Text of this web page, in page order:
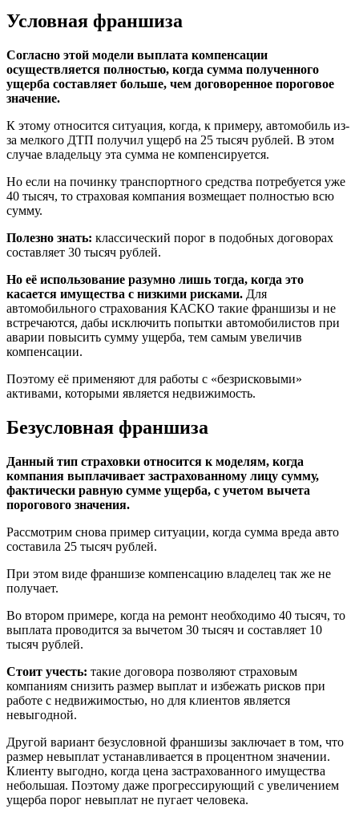
Условная франшиза
Согласно этой модели выплата компенсации
осуществляется полностью, когда сумма полученного
ущерба составляет больше, чем договоренное пороговое
значение.
К этому относится ситуация, когда, к примеру, автомобиль из-
за мелкого ДТП получил ущерб на 25 тысяч рублей. В этом
случае владельцу эта сумма не компенсируется.
Но если на починку транспортного средства потребуется уже
40 тысяч, то страховая компания возмещает полностью всю
сумму.
Полезно знать: классический порог в подобных договорах
составляет 30 тысяч рублей.
Но её использование разумно лишь тогда, когда это
касается имущества с низкими рисками. Для
автомобильного страхования КАСКО такие франшизы и не
встречаются, дабы исключить попытки автомобилистов при
аварии повысить сумму ущерба, тем самым увеличив
компенсации.
Поэтому её применяют для работы с «безрисковыми»
активами, которыми является недвижимость.
Безусловная франшиза
Данный тип страховки относится к моделям, когда
компания выплачивает застрахованному лицу сумму,
фактически равную сумме ущерба, с учетом вычета
порогового значения.
Рассмотрим снова пример ситуации, когда сумма вреда авто
составила 25 тысяч рублей.
При этом виде франшизе компенсацию владелец так же не
получает.
Во втором примере, когда на ремонт необходимо 40 тысяч, то
выплата проводится за вычетом 30 тысяч и составляет 10
тысяч рублей.
Стоит учесть: такие договора позволяют страховым
компаниям снизить размер выплат и избежать рисков при
работе с недвижимостью, но для клиентов является
невыгодной.
Другой вариант безусловной франшизы заключает в том, что
размер невыплат устанавливается в процентном значении.
Клиенту выгодно, когда цена застрахованного имущества
небольшая. Поэтому даже прогрессирующий с увеличением
ущерба порог невыплат не пугает человека.